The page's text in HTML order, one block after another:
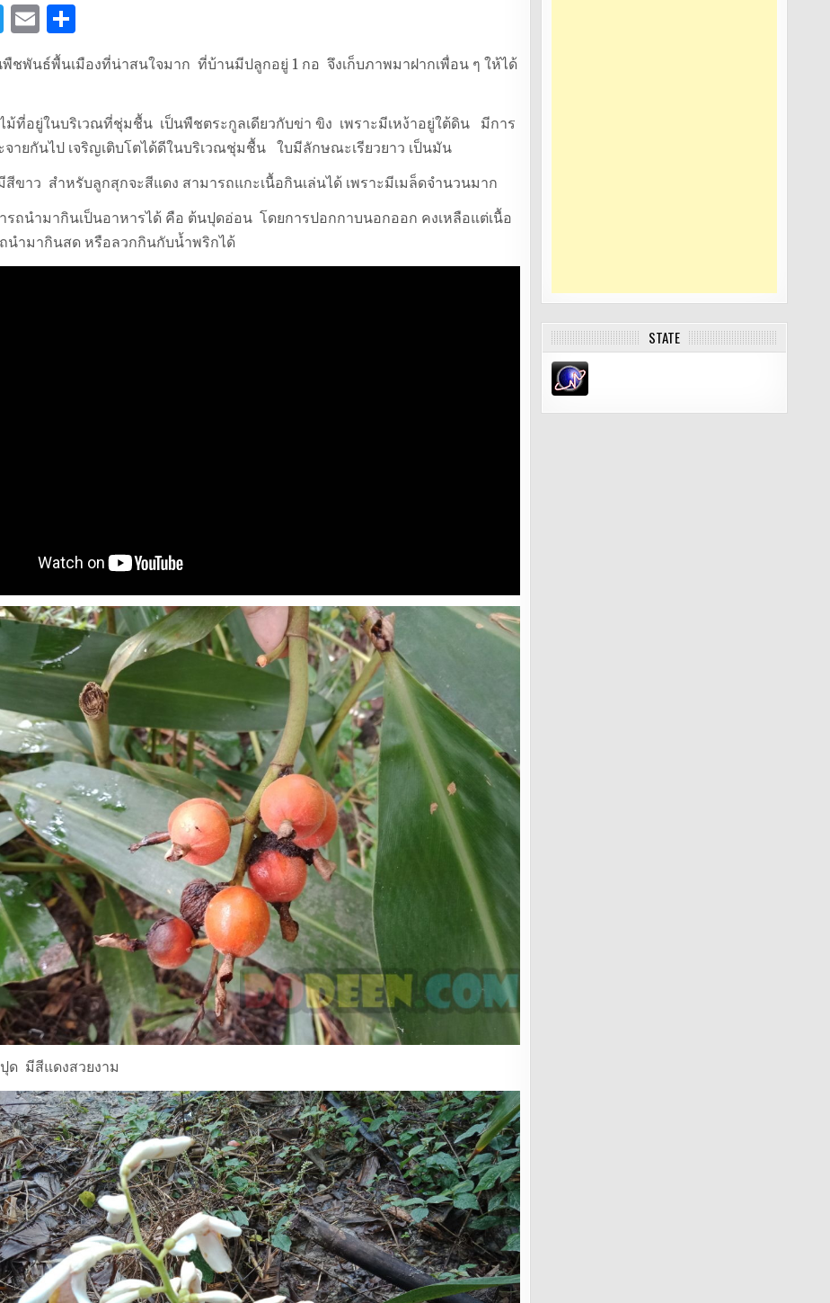
T
it
r
E
m
ai
S
ar
ชพันธ์พื้นเมืองที่น่าสนใจมาก ที่บ้านมีปลูกอยู่ 1 กอ จึงเก็บภาพมาฝากเพื่อน ๆ ให้ได้
ม้ที่อยู่ในบริเวณที่ชุ่มชื้น เป็นพืชตระกูลเดียวกับข่า ขิง เพราะมีเหง้าอยู่ใต้ดิน มีการ
จายกันไป เจริญเติบโตได้ดีในบริเวณชุ่มชื้น ใบมีลักษณะเรียวยาว เป็นมัน
สีขาว สำหรับลูกสุกจะสีแดง สามารถแกะเนื้อกินเล่นได้ เพราะมีเมล็ดจำนวนมาก
รถนำมากินเป็นอาหารได้ คือ ต้นปุดอ่อน โดยการปอกกาบนอกออก คงเหลือแต่เนื้อ
นำมากินสด หรือลวกกินกับน้ำพริกได้
ด มีสีแดงสวยงาม
STATE